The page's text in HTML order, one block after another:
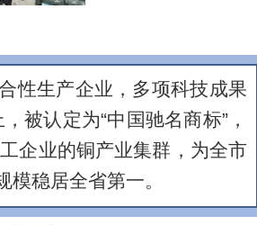
性生产企业，多项科技成果
被认定为“中国驰名商标”，
企业的铜产业集群，为全市
稳居全省第一。